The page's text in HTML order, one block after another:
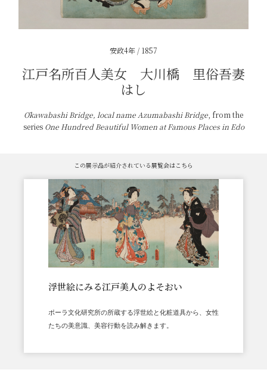
安政4年 / 1857
江戸名所百人美女 大川橋 里俗吾妻
はし
Ōkawabashi Bridge, local name Azumabashi Bridge , from the
series One Hundred Beautiful Women at Famous Places in Edo
この展示品が紹介されている展覧会はこちら
浮世絵にみる江戸美人のよそおい
ポーラ文化研究所の所蔵する浮世絵と化粧道具から、女性
たちの美意識、美容行動を読み解きます。